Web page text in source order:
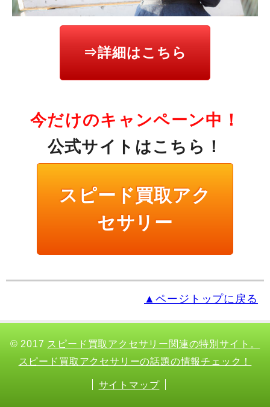
⇒詳細はこちら
今だけのキャンペーン中！
公式サイトはこちら！
スピード買取アク
セサリー
▲ページトップに戻る
© 2017 スピード買取アクセサリー関連の特別サイト。
スピード買取アクセサリーの話題の情報チェック！
サイトマップ